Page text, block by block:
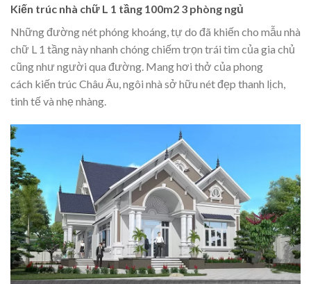
Kiến trúc nhà chữ L 1 tầng 100m2 3 phòng ngủ
Những đường nét phóng khoáng, tự do đã khiến cho mẫu nhà
chữ L 1 tầng này nhanh chóng chiếm trọn trái tim của gia chủ
cũng như người qua đường. Mang hơi thở của phong
cách kiến trúc Châu Âu, ngôi nhà sở hữu nét đẹp thanh lịch,
tinh tế và nhẹ nhàng.